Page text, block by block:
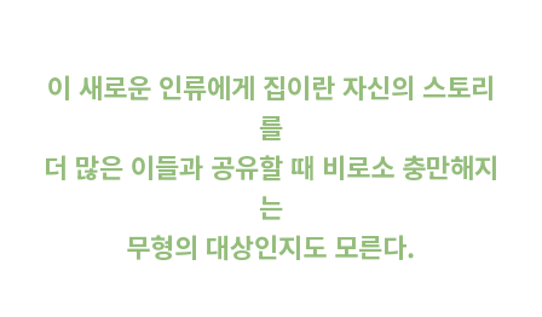
이 새로운 인류에게 집이란 자신의 스토리
를
더 많은 이들과 공유할 때 비로소 충만해지
는
무형의 대상인지도 모른다.